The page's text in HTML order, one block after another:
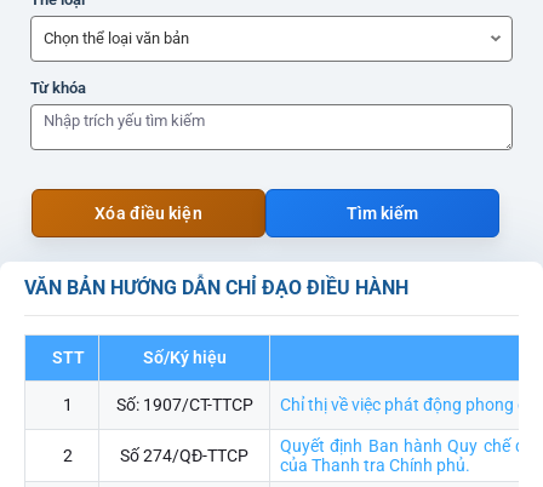
VĂN BẢN HƯỚNG DẪN CHỈ ĐẠO ĐIỀU HÀNH
STT Số/Ký hiệu
1 Số: 1907/CT-TTCP Chỉ thị về việc phát động phong
2 Số 274/QĐ-TTCP
Quyết định Ban hành Quy chế
của Thanh tra Chính phủ.
ADMIN-HOME
Từ khóa
Xóa điều kiện Tìm kiếm